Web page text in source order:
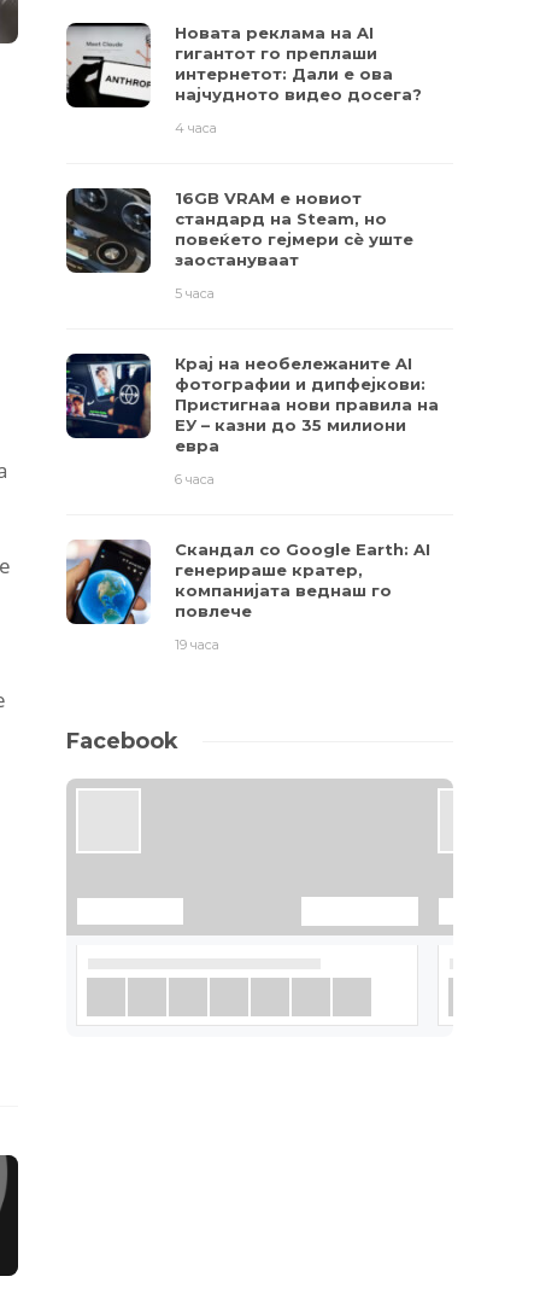
Новата реклама на AI
гигантот го преплаши
интернетот: Дали е ова
најчудното видео досега?
4 часа
16GB VRAM е новиот
стандард на Steam, но
повеќето гејмери ​​сè уште
заостануваат
5 часа
Крај на необележаните AI
фотографии и дипфејкови:
Пристигнаа нови правила на
ЕУ – казни до 35 милиони
евра
6 часа
Скандал со Google Earth: AI
генерираше кратер,
компанијата веднаш го
повлече
19 часа
Facebook